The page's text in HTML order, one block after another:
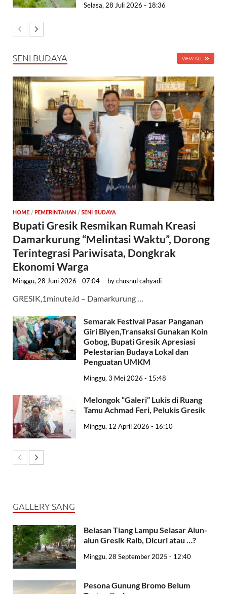
Selasa, 28 Juli 2026 - 18:36
SENI BUDAYA VIEW ALL
HOME / PEMERINTAHAN / SENI BUDAYA
Bupati Gresik Resmikan Rumah Kreasi
Damarkurung “Melintasi Waktu”, Dorong
Terintegrasi Pariwisata, Dongkrak
Ekonomi Warga
Minggu, 28 Juni 2026 - 07:04 - bychusnul cahyadi
GRESIK,1minute.id – Damarkurung …
Semarak Festival Pasar Panganan
Giri Biyen,Transaksi Gunakan Koin
Gobog, Bupati Gresik Apresiasi
Pelestarian Budaya Lokal dan
Penguatan UMKM
Minggu, 3 Mei 2026 - 15:48
Melongok “Galeri” Lukis di Ruang
Tamu Achmad Feri, Pelukis Gresik
Minggu, 12 April 2026 - 16:10
GALLERY SANG
Belasan Tiang Lampu Selasar Alun-
alun Gresik Raib, Dicuri atau …?
Minggu, 28 September 2025 - 12:40
Pesona Gunung Bromo Belum